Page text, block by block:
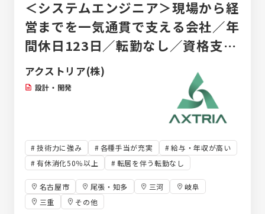
＜システムエンジニア＞現場から経
営までを一気通貫で支える会社／年
間休日123日／転勤なし／資格支援
制度など充実した研修が魅力
アクストリア(株)
設計・開発
技術力に強み 各種手当が充実
給与・年収が高い
有休消化50％以上
転居を伴う転勤なし
名古屋市 尾張・知多 三河
岐阜
三重
その他